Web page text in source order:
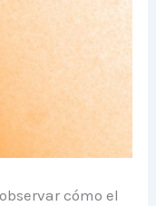
cómo el